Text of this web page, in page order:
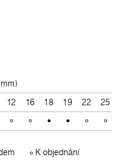
12 16 18 19 22 25
K objednání